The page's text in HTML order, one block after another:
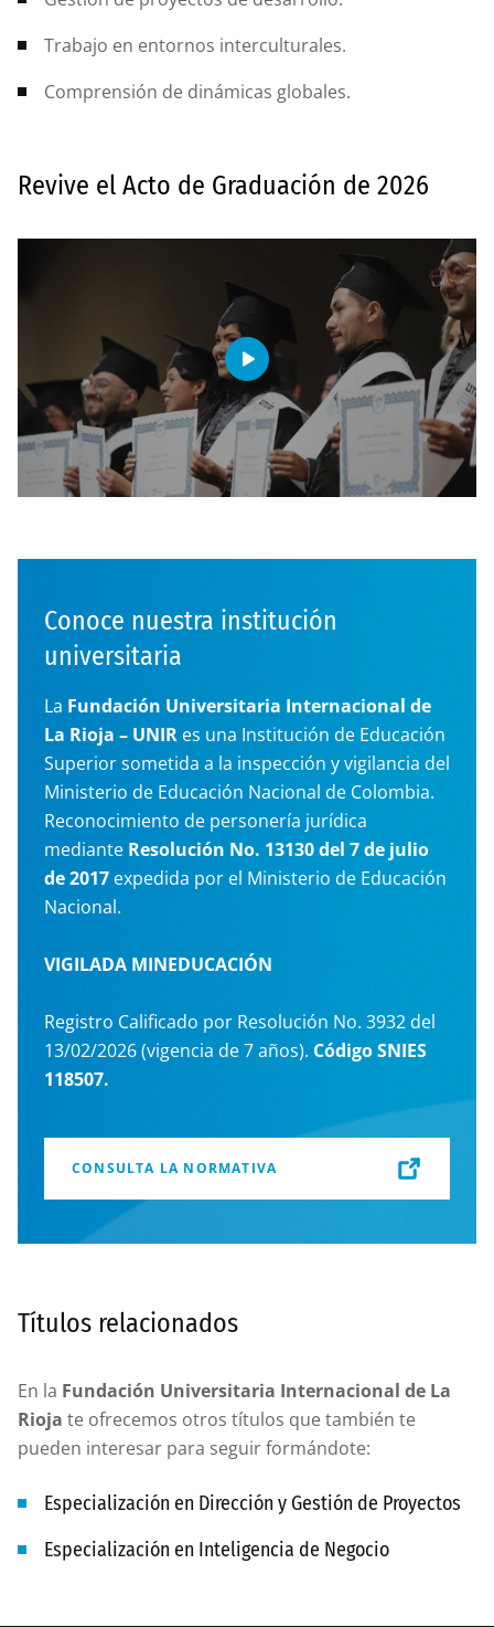
Trabajo en entornos interculturales.
Comprensión de dinámicas globales.
Revive el Acto de Graduación de 2026
Conoce nuestra institución
universitaria
La Fundación Universitaria Internacional de
La Rioja – UNIR es una Institución de Educación
Superior sometida a la inspección y vigilancia del
Ministerio de Educación Nacional de Colombia.
Reconocimiento de personería jurídica
mediante Resolución No. 13130 del 7 de julio
de 2017 expedida por el Ministerio de Educación
Nacional.
VIGILADA MINEDUCACIÓN
Registro Calificado por Resolución No. 3932 del
13/02/2026 (vigencia de 7 años). Código SNIES
118507.
CONSULTA LA NORMATIVA
Títulos relacionados
En la Fundación Universitaria Internacional de La
Rioja te ofrecemos otros títulos que también te
pueden interesar para seguir formándote:
Especialización en Dirección y Gestión de Proyectos
Especialización en Inteligencia de Negocio